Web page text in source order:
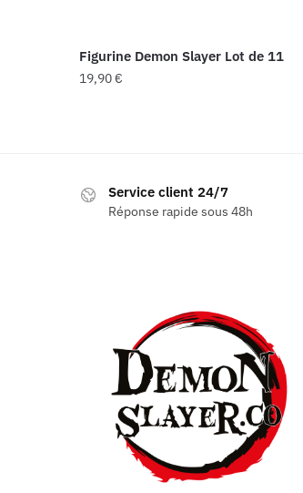
Figurine Demon Slayer Lot de 11
19,90€
Service client 24/7
Réponse rapide sous 48h